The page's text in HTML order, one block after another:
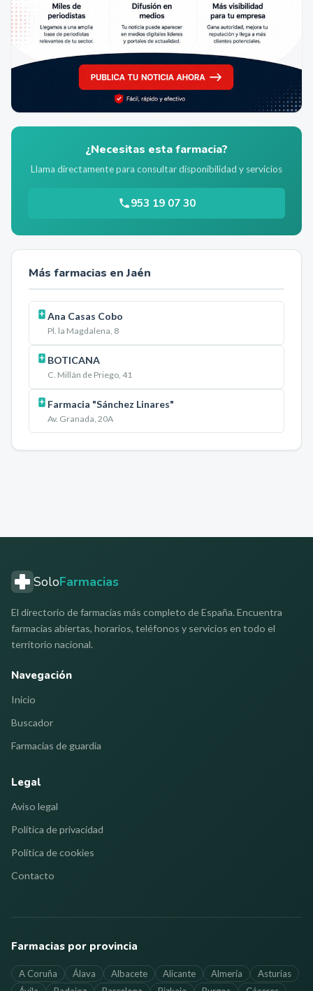
¿Necesitas esta farmacia?
Llama directamente para consultar disponibilidad y servicios
953 19 07 30
Más farmacias enJaén
Ana Casas Cobo
Pl. la Magdalena, 8
BOTICANA
C. Millán de Priego, 41
Farmacia "Sánchez Linares"
Av. Granada, 20A
SoloFarmacias
El directorio de farmacias más completo de España. Encuentra
farmacias abiertas, horarios, teléfonos y servicios en todo el
territorio nacional.
Navegación
Inicio
Buscador
Farmacias de guardia
Legal
Aviso legal
Política de privacidad
Política de cookies
Contacto
Farmacias por provincia
A Coruña Álava Albacete Alicante Almería
Asturias